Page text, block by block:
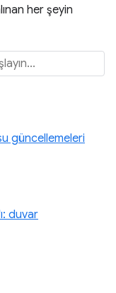
her şeyin
güncellemeleri
duvar